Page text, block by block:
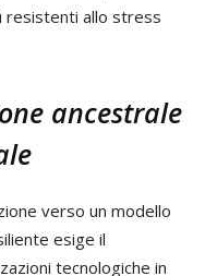
resistenti allo stress
ancestrale
verso un modello
esige il
tecnologiche in